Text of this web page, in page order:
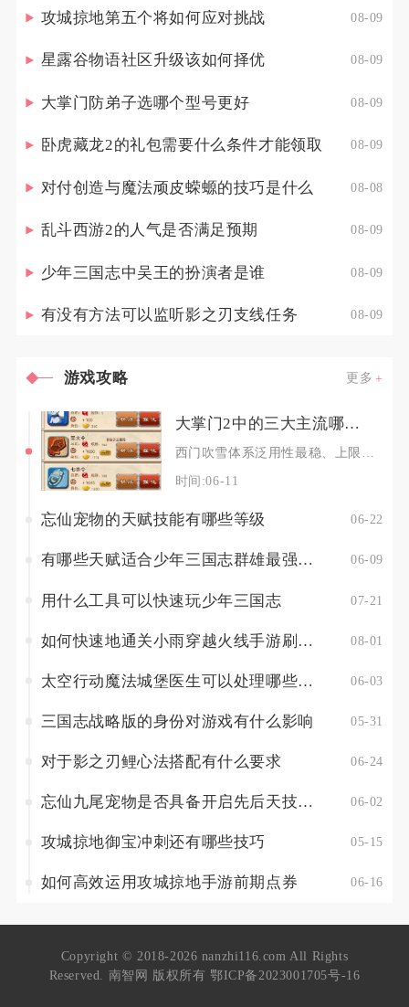
攻城掠地第五个将如何应对挑战 08-09
星露谷物语社区升级该如何择优 08-09
大掌门防弟子选哪个型号更好 08-09
卧虎藏龙2的礼包需要什么条件才能领取 08-09
对付创造与魔法顽皮蝾螈的技巧是什么 08-08
乱斗西游2的人气是否满足预期 08-09
少年三国志中吴王的扮演者是谁 08-09
有没有方法可以监听影之刃支线任务 08-09
游戏攻略 更多
大掌门2中的三大主流哪个更胜一筹
时间:06-11
忘仙宠物的天赋技能有哪些等级 06-22
有哪些天赋适合少年三国志群雄最强阵容 06-09
用什么工具可以快速玩少年三国志 07-21
如何快速地通关小雨穿越火线手游刷关攻略分享 08-01
太空行动魔法城堡医生可以处理哪些紧急情况 06-03
三国志战略版的身份对游戏有什么影响 05-31
对于影之刃鲤心法搭配有什么要求 06-24
忘仙九尾宠物是否具备开启先后天技能的能力 06-02
攻城掠地御宝冲刺还有哪些技巧 05-15
如何高效运用攻城掠地手游前期点券 06-16
Copyright © 2018-2026 nanzhi116.com All Rights
Reserved. 南智网 版权所有 鄂ICP备2023001705号-16